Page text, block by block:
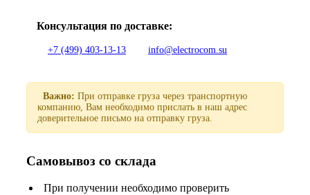
Консультация по доставке:
+7 (499) 403-13-13 info@electrocom.su
Важно: При отправке груза через транспортную
компанию, Вам необходимо прислать в наш адрес
доверительное письмо на отправку груза.
Самовывоз со склада
При получении необходимо проверить